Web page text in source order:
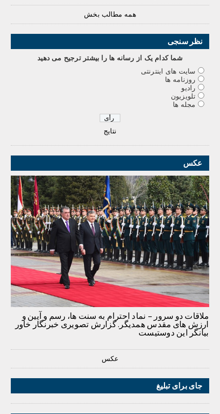
همه مطالب بخش
نظر سنجی
شما کدام يک از رسانه ها را بيشتر ترجيح می دهيد
سایت های اینترنتی
روزنامه ها
رادیو
تلویزیون
مجله ها
نتایج
عکس
ملاقات دو سرور – نماد احترام به سنت ها، رسم و آیین و
ارزش های مقدس همدیگر. گزارش تصویری خبرنگار خاور
بیانگر این دوستیست
عکس
جای برای تبلیغ